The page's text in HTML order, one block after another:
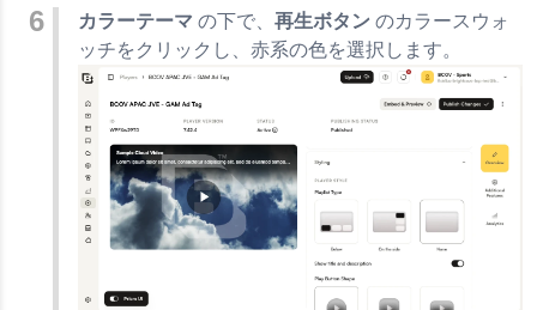
カラーテーマ の下で、 再生ボタン のカラースウォ
ッチをクリックし、赤系の色を選択します。